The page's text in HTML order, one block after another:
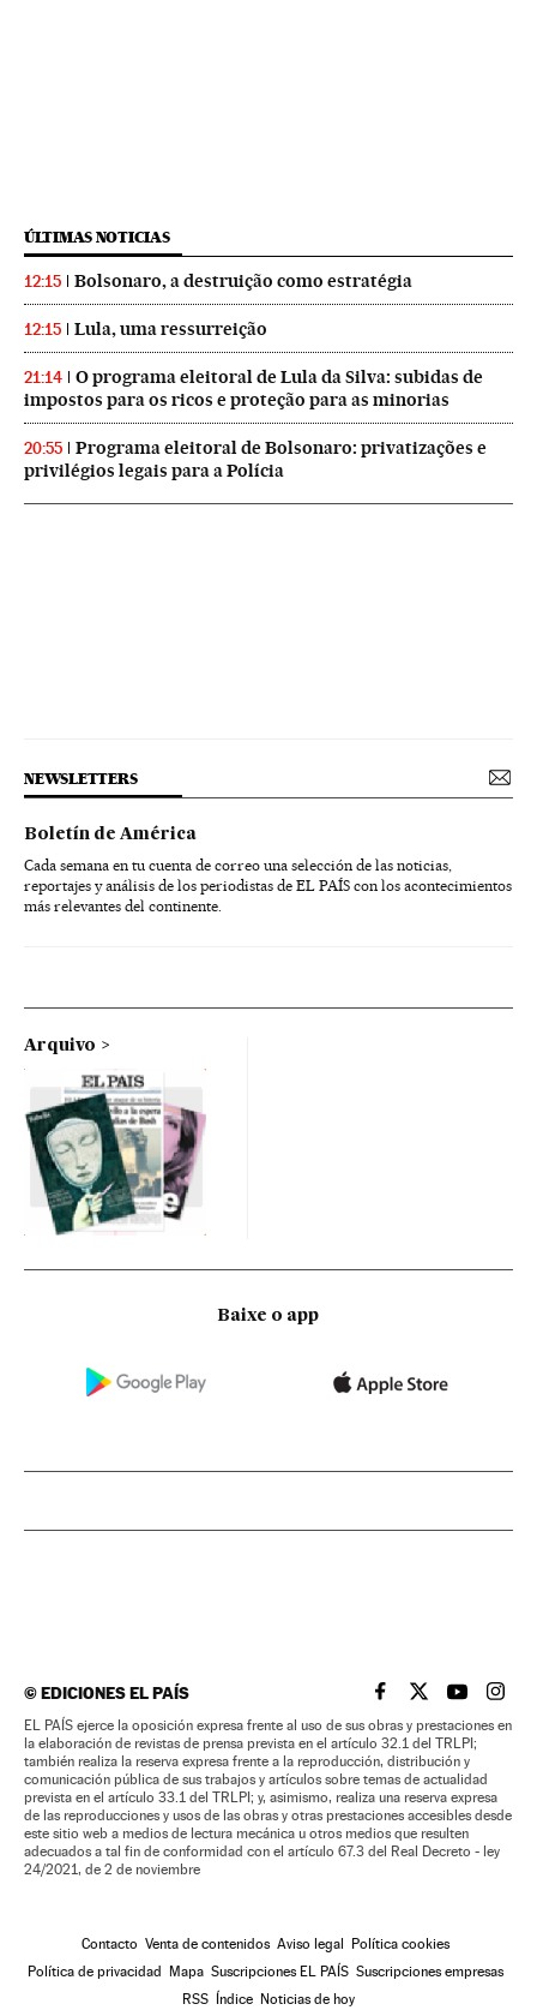
ÚLTIMAS NOTICIAS
12:15 Bolsonaro, a destruição como estratégia
12:15 Lula, uma ressurreição
21:14
O programa eleitoral de Lula da Silva: subidas de
impostos para os ricos e proteção para as minorias
20:55
Programa eleitoral de Bolsonaro: privatizações e
privilégios legais para a Polícia
NEWSLETTERS
Boletín de América
Cada semana en tu cuenta de correo una selección de las noticias,
reportajes y análisis de los periodistas de EL PAÍS con los acontecimientos
más relevantes del continente.
Arquivo
Baixe o app
©EDICIONES EL PAÍS EL PAÍS BRASIL EN
EL PAÍSEL PAÍS
EL
EL PAÍS ejerce la oposición expresa frente al uso de sus obras y prestaciones en
la elaboración de revistas de prensa prevista en el artículo 32.1 del TRLPI;
también realiza la reserva expresa frente a la reproducción, distribución y
comunicación pública de sus trabajos y artículos sobre temas de actualidad
prevista en el artículo 33.1 del TRLPI; y, asimismo, realiza una reserva expresa
de las reproducciones y usos de las obras y otras prestaciones accesibles desde
este sitio web a medios de lectura mecánica u otros medios que resulten
adecuados a tal fin de conformidad con el artículo 67.3 del Real Decreto - ley
24/2021, de 2 de noviembre
Contacto Venta de contenidos Aviso legal Política cookies
Política de privacidad Mapa Suscripciones EL PAÍS Suscripciones empresas
RSS Índice Noticias de hoy